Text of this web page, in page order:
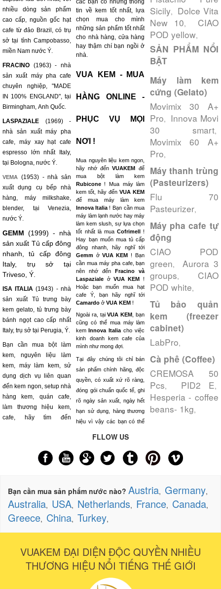
nhiều dòng sản phẩm
cao cấp, nguồn gốc hạt
cafe từ đảo Brazil, có trụ
sở tại tỉnh Campobasso,
miền Nam nước Ý.
FRACINO (1963) - nhà
sản xuất máy pha cafe
chuyên nghiệp, "MADE
IN 100% ENGLAND", tại
Birmingham, Anh Quốc.
LASPAZIALE (1969) -
nhà sản xuất máy pha
cafe, máy xay hạt cafe
espresso lớn nhất Italy,
tại Bologna, nước Ý.
VEMA
(1953) - nhà sản
xuất dụng cụ bếp nhà
hàng, máy milkshake,
blender, tại Venezia,
nước Ý.
GEMM (1999) - nhà
sản xuất Tủ cấp đông
nhanh, tủ cấp đông
Italy, trụ sở tại
Triveso, Ý.
ISA ITALIA (1943) - nhà
sản xuất Tủ trưng bày
kem gelato, tủ trưng bày
bánh ngọt cao cấp nhất
Italy, trụ sở tại Perugia, Ý.
Bạn cần mua bột làm
kem, nguyên liệu làm
kem, máy làm kem, sử
dụng dịch vụ liên quan
đến kem ngon, setup nhà
hàng kem, quán cafe,
làm thương hiệu kem,
cafe, hãy tìm đến
các bạn có những thông
tin về kem tốt nhất, lựa
chọn mua cho mình
những sản phẩm tốt nhất
cho nhà hàng, cửa hàng
hay thậm chí bạn ngồi ở
nhà.
VUA KEM - MUA
HÀNG ONLINE -
PHỤC VỤ MỌI
NƠI !
Mua nguyên liệu kem ngon,
hãy nhớ đếnVUAKEM để
mua bột làm kem
Rubicone ! Mua máy làm
kem tốt, hãy đếnVUA KEM
để mua máy làm kem
Innova Italia ! Bạn cần mua
máy làm lạnh nước hay máy
làm kem slush, sự lựa chọn
tốt nhất là muaCofrimell !
Hay bạn muốn mua tủ cấp
đông nhanh, hãy nghĩ tới
Gemm ởVUA KEM ! Bạn
cần mua máy pha cafe, bạn
nên nhớ đếnFracino và
Laspaziale ởVUA KEM !
Hoặc bạn muốn mua hạt
cafe Ý, bạn hãy nghĩ tới
Camardo ởVUA KEM !
Ngoài ra, tạiVUA KEM , bạn
cũng có thể mua máy làm
kemInnova Italia cho việc
kinh doanh kem cafe của
mình như mong đợi.
Tại đây chúng tôi chỉ bán
sản phẩm chính hãng, độc
quyền, có xuất xứ rõ ràng,
đóng gói chuẩn quốc tế, ghi
rõ ngày sản xuất, ngày hết
hạn sử dụng, hàng thương
hiệu vì vậy các bạn có thể
Sicily, Dolce Vita
New 10, CIAO
POD yellow,
SẢN PHẨM NỔI
BẬT
Máy làm kem
cứng (Gelato)
Movimix 30 A+
Pro, Innova Movi
30 smart,
Movimix 60 A+
Pro,
Máy thanh trùng
(Pasteurizers)
Flu 70
Pasteurizer,
Máy pha cafe tự
động
CIAO POD
green, Aurora 3
groups, CIAO
POD white,
Tủ bảo quản
kem (freezer
cabinet)
LabPro,
Cà phê (Coffee)
CREMOSA 50
Pcs, PID2 E,
Hesperia - coffee
beans- 1kg,
FLLOW US
Bạn cần mua sản phẩm nước nào? Austria, Germany,
Australia, USA, Netherlands, France, Canada,
Greece, China, Turkey,
VUAKEM ĐẠI DIỆN ĐỘC QUYỀN NHIỀU
THƯƠNG HIỆU NỔI TIẾNG THẾ GIỚI